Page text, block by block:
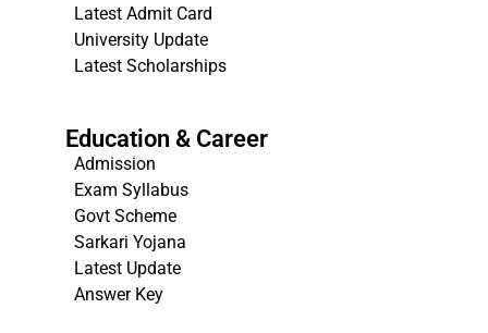
Latest Admit Card
University Update
Latest Scholarships
Education & Career
Admission
Exam Syllabus
Govt Scheme
Sarkari Yojana
Latest Update
Answer Key